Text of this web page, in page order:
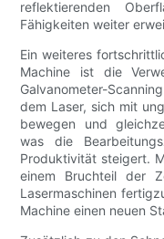
reflektierenden
Fähigkeiten weiter
Ein weiteres
Machine ist die
Galvanometer-
dem Laser, sich mit
bewegen und
was die
Produktivität steigert.
einem Bruchteil der
Lasermaschinen
Machine einen neuen